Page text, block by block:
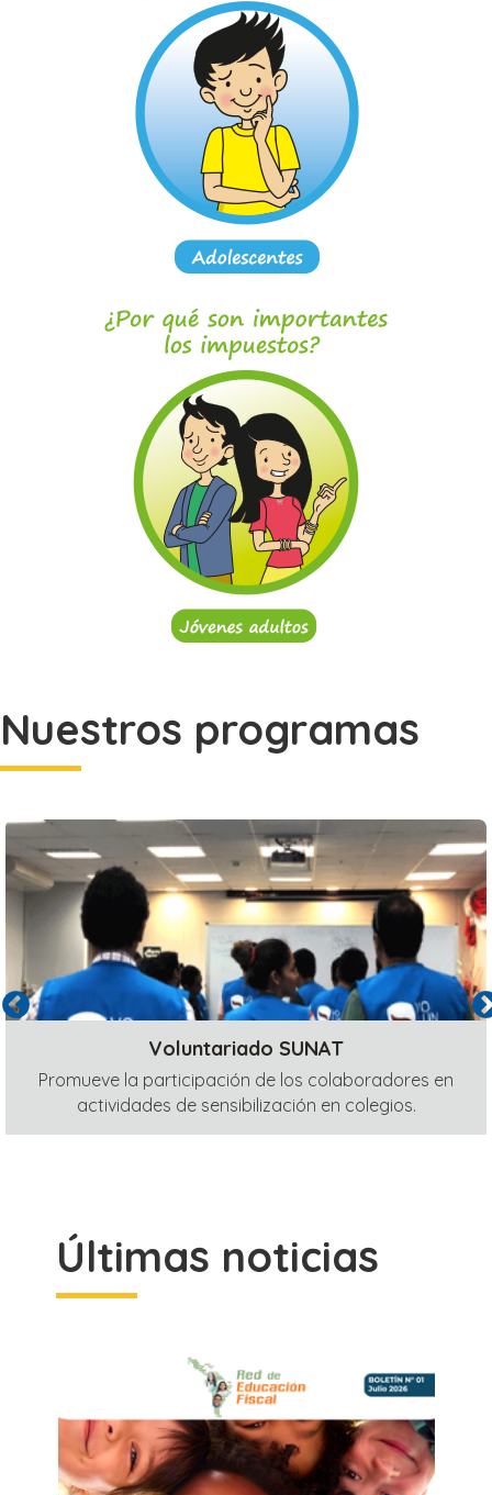
Nuestros programas
Voluntariado SUNAT
Promueve la participación de los colaboradores en
actividades de sensibilización en colegios.
Últimas noticias